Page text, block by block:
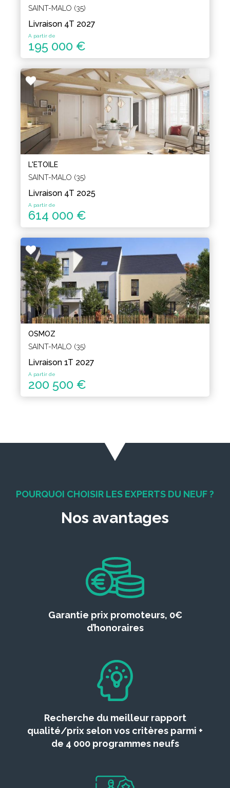
SAINT-MALO (35)
Livraison 4T 2027
A partir de
195 000 €
L'ETOILE
SAINT-MALO (35)
Livraison 4T 2025
A partir de
614 000 €
OSMOZ
SAINT-MALO (35)
Livraison 1T 2027
A partir de
200 500 €
POURQUOI CHOISIR LES EXPERTS DU NEUF ?
Nos avantages
Garantie prix promoteurs, 0€
d’honoraires
Recherche du meilleur rapport
qualité/prix selon vos critères parmi +
de 4 000 programmes neufs